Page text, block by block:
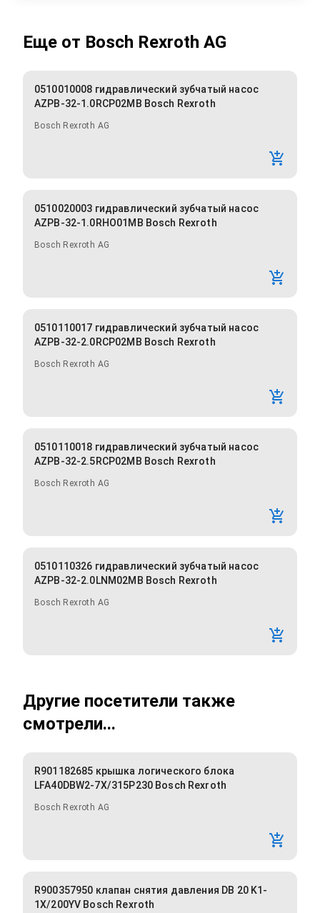
Еще от Bosch Rexroth AG
0510010008 гидравлический зубчатый насос
AZPB-32-1.0RCP02MB Bosch Rexroth
Bosch Rexroth AG
0510020003 гидравлический зубчатый насос
AZPB-32-1.0RHO01MB Bosch Rexroth
Bosch Rexroth AG
0510110017 гидравлический зубчатый насос
AZPB-32-2.0RCP02MB Bosch Rexroth
Bosch Rexroth AG
0510110018 гидравлический зубчатый насос
AZPB-32-2.5RCP02MB Bosch Rexroth
Bosch Rexroth AG
0510110326 гидравлический зубчатый насос
AZPB-32-2.0LNM02MB Bosch Rexroth
Bosch Rexroth AG
Другие посетители также
смотрели...
R901182685 крышка логического блока
LFA40DBW2-7X/315P230 Bosch Rexroth
Bosch Rexroth AG
R900357950 клапан снятия давления DB 20 K1-
1X/200YV Bosch Rexroth